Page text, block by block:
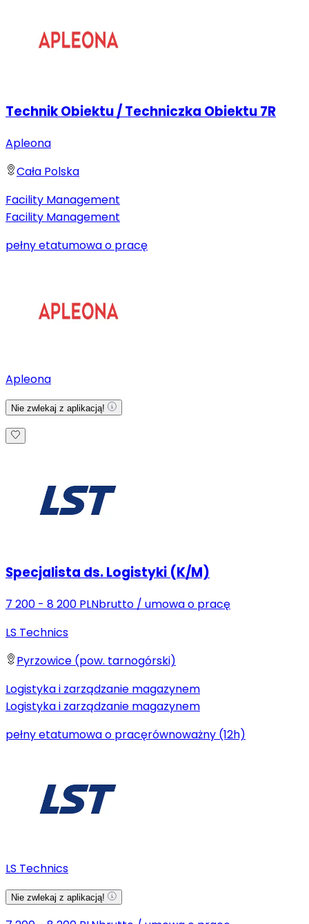
Technik Obiektu / Techniczka Obiektu 7R
Apleona
Cała Polska
Facility Management
Facility Management
pełny etatumowa o pracę
Apleona
Nie zwlekaj z aplikacją!
Specjalista ds. Logistyki (K/M)
7 200 - 8 200 PLNbrutto / umowa o pracę
LS Technics
Pyrzowice (pow. tarnogórski)
Logistyka i zarządzanie magazynem
Logistyka i zarządzanie magazynem
pełny etatumowa o pracęrównoważny (12h)
LS Technics
Nie zwlekaj z aplikacją!